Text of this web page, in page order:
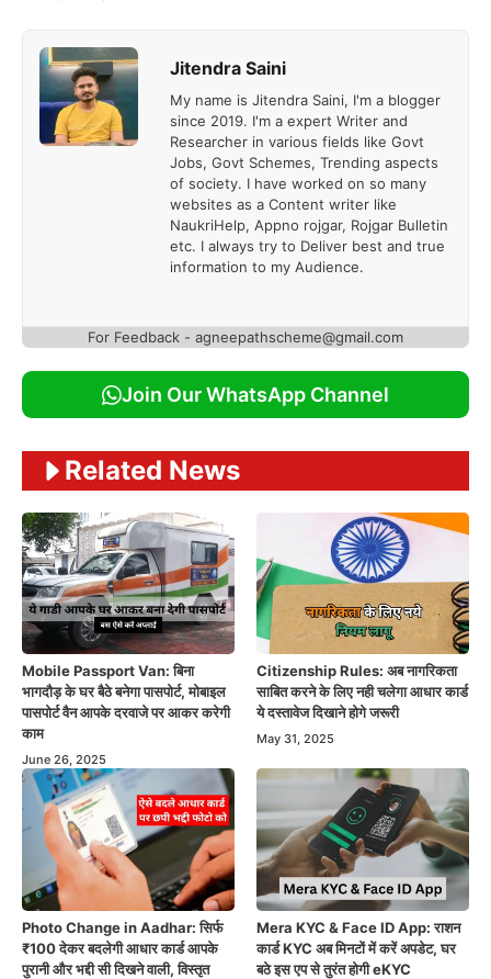
Jitendra Saini
My name is Jitendra Saini, I'm a blogger
since 2019. I'm a expert Writer and
Researcher in various fields like Govt
Jobs, Govt Schemes, Trending aspects
of society. I have worked on so many
websites as a Content writer like
NaukriHelp, Appno rojgar, Rojgar Bulletin
etc. I always try to Deliver best and true
information to my Audience.
For Feedback - agneepathscheme@gmail.com
Join Our WhatsApp Channel
Related News
Mobile Passport Van: बिना
भागदौड़ के घर बैठे बनेगा पासपोर्ट, मोबाइल
पासपोर्ट वैन आपके दरवाजे पर आकर करेगी
काम
June 26, 2025
Citizenship Rules: अब नागरिकता
साबित करने के लिए नही चलेगा आधार कार्ड
ये दस्तावेज दिखाने होगे जरूरी
May 31, 2025
Photo Change in Aadhar: सिर्फ
₹100 देकर बदलेगी आधार कार्ड आपके
पुरानी और भद्दी सी दिखने वाली, विस्तृत
Mera KYC & Face ID App: राशन
कार्ड KYC अब मिनटों में करें अपडेट, घर
बठे इस एप से तुरंत होगी eKYC